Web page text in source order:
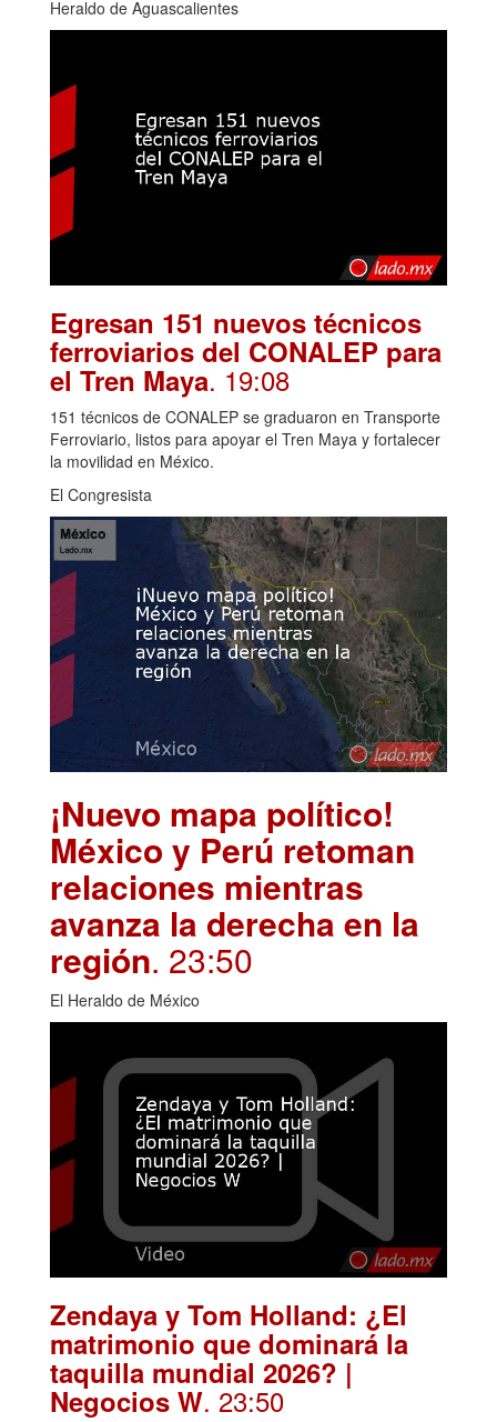
Heraldo de Aguascalientes
Egresan 151 nuevos técnicos
ferroviarios del CONALEP para
el Tren Maya. 19:08
151 técnicos de CONALEP se graduaron en Transporte
Ferroviario, listos para apoyar el Tren Maya y fortalecer
la movilidad en México.
El Congresista
¡Nuevo mapa político!
México y Perú retoman
relaciones mientras
avanza la derecha en la
región. 23:50
El Heraldo de México
Zendaya y Tom Holland: ¿El
matrimonio que dominará la
taquilla mundial 2026? |
Negocios W. 23:50